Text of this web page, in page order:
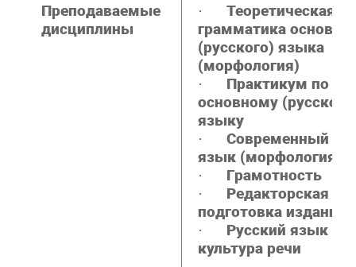
Преподаваемые
дисциплины
· Теоретическая
грамматика
(русского) языка
(морфология)
· Практикум по
основному
языку
· Современный
язык (морфология)
· Грамотность
· Редакторская
подготовка изданий
· Русский язык и
культура речи